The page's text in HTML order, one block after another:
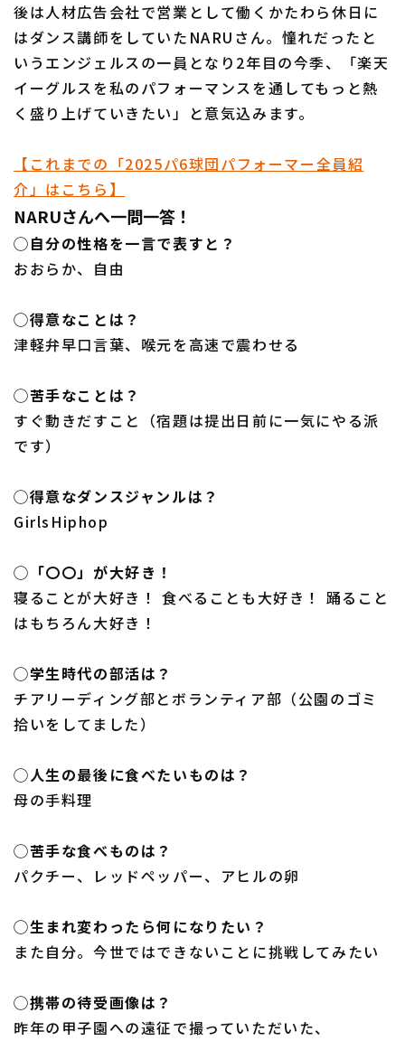
特定商取引法の表示
後は人材広告会社で営業として働くかたわら休日に
はダンス講師をしていたNARUさん。憧れだったと
いうエンジェルスの一員となり2年目の今季、「楽天
イーグルスを私のパフォーマンスを通してもっと熱
く盛り上げていきたい」と意気込みます。
【これまでの「2025パ6球団パフォーマー全員紹
介」はこちら】
NARUさんへ一問一答！
◯自分の性格を一言で表すと？
おおらか、自由
◯得意なことは？
津軽弁早口言葉、喉元を高速で震わせる
◯苦手なことは？
すぐ動きだすこと（宿題は提出日前に一気にやる派
です）
◯得意なダンスジャンルは？
GirlsHiphop
◯「〇〇」が大好き！
寝ることが大好き！ 食べることも大好き！ 踊ること
はもちろん大好き！
◯学生時代の部活は？
チアリーディング部とボランティア部（公園のゴミ
拾いをしてました）
◯人生の最後に食べたいものは？
母の手料理
◯苦手な食べものは？
パクチー、レッドペッパー、アヒルの卵
◯生まれ変わったら何になりたい？
また自分。今世ではできないことに挑戦してみたい
◯携帯の待受画像は？
昨年の甲子園への遠征で撮っていただいた、